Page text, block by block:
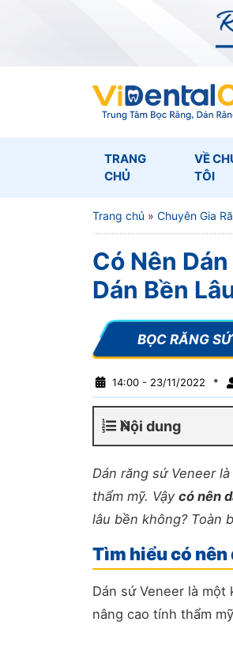
TRANG
CHỦ
VỀ
TÔI
Trang chủ » Chuyên Gia
Có Nên
Dán Bền
14:00 - 23/11/2022 *
Nội dung
Dán răng sứ Veneer
thẩm mỹ. Vậy có nên
lâu bền không? Toàn
Tìm hiểu có
Dán sứ Veneer là
nâng cao tính thẩm